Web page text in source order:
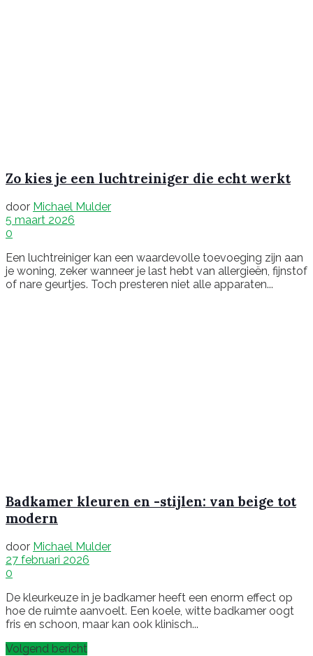
Zo kies je een luchtreiniger die echt werkt
door Michael Mulder
5 maart 2026
0
Een luchtreiniger kan een waardevolle toevoeging zijn aan
je woning, zeker wanneer je last hebt van allergieën, fijnstof
of nare geurtjes. Toch presteren niet alle apparaten...
Badkamer kleuren en -stijlen: van beige tot
modern
door Michael Mulder
27 februari 2026
0
De kleurkeuze in je badkamer heeft een enorm effect op
hoe de ruimte aanvoelt. Een koele, witte badkamer oogt
fris en schoon, maar kan ook klinisch...
Volgend bericht